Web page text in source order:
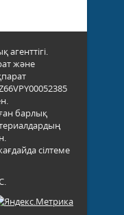
агенттігі.
және
барлық
сілтеме